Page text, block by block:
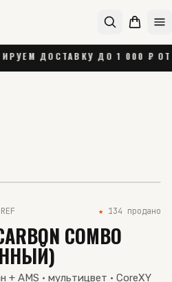
ДО 1 000 ₽ ОТ 55 000 ₽
★ 134 продано
COMBO
+ AMS · мультицвет · CoreXY